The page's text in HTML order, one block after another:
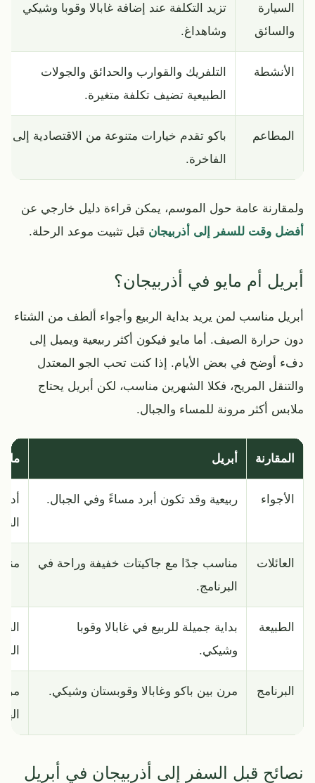
السيارة
والسائق
تزيد التكلفة عند إضافة غابالا وقوبا وشيكي
وشاهداغ.
الأنشطة
التلفريك والقوارب والحدائق والجولات
الطبيعية تضيف تكلفة متغيرة.
المطاعم
باكو تقدم خيارات متنوعة من الاقتصادية إلى
الفاخرة.
ولمقارنة عامة حول الموسم، يمكن قراءة دليل خارجي عن
أفضل وقت للسفر إلى أذربيجان قبل تثبيت موعد الرحلة.
أبريل أم مايو في أذربيجان؟
أبريل مناسب لمن يريد بداية الربيع وأجواء ألطف من الشتاء
دون حرارة الصيف. أما مايو فيكون أكثر ربيعية ويميل إلى
دفء أوضح في بعض الأيام. إذا كنت تحب الجو المعتدل
والتنقل المريح، فكلا الشهرين مناسب، لكن أبريل يحتاج
ملابس أكثر مرونة للمساء والجبال.
المقارنة أبريل مايو
الأجواء ربيعية وقد تكون أبرد مساءً وفي الجبال.
العائلات
مناسب جدًا مع جاكيتات خفيفة وراحة في
البرنامج.
الطبيعة
بداية جميلة للربيع في غابالا وقوبا
وشيكي.
البرنامج مرن بين باكو وغابالا وقوبستان وشيكي.
نصائح قبل السفر إلى أذربيجان في أبريل